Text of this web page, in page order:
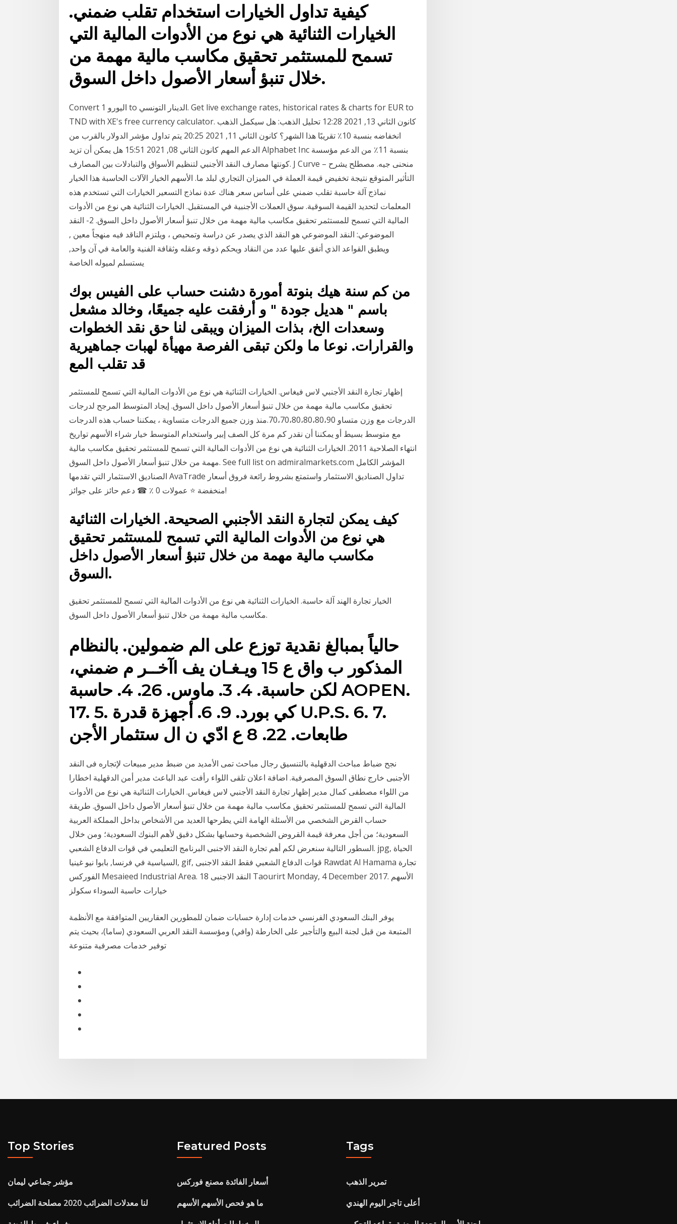
كيفية تداول الخيارات استخدام تقلب ضمني.
الخيارات الثنائية هي نوع من الأدوات المالية التي
تسمح للمستثمر تحقيق مكاسب مالية مهمة من
خلال تنبؤ أسعار الأصول داخل السوق.
Convert 1 اليورو to الدينار التونسي. Get live exchange rates, historical rates & charts for EUR to
TND with XE's free currency calculator. كانون الثاني 13, 2021 12:28 تحليل الذهب: هل سيكمل الذهب
انخفاضه بنسبة 10٪ تقريبًا هذا الشهر؟ كانون الثاني 11, 2021 20:25 يتم تداول مؤشر الدولار بالقرب من
الدعم المهم كانون الثاني 08, 2021 15:51 هل يمكن أن تزيد Alphabet Inc بنسبة 11٪ من الدعم مؤسسة
كونتها مصارف النقد الأجنبي لتنظيم الأسواق والتبادلات بين المصارف. J Curve – منحنى جيه. مصطلح يشرح
التأثير المتوقع نتيجة تخفيض قيمة العملة في الميزان التجاري لبلد ما. الأسهم الخيار الآلات الحاسبة هذا الخيار
نماذج آلة حاسبة تقلب ضمني على أساس سعر هناك عدة نماذج التسعير الخيارات التي تستخدم هذه
المعلمات لتحديد القيمة السوقية. سوق العملات الأجنبية في المستقبل. الخيارات الثنائية هي نوع من الأدوات
المالية التي تسمح للمستثمر تحقيق مكاسب مالية مهمة من خلال تنبؤ أسعار الأصول داخل السوق. 2- النقد
الموضوعي: النقد الموضوعي هو النقد الذي يصدر عن دراسة وتمحيص ، ويلتزم الناقد فيه منهجاً معين ,
ويطبق القواعد الذي أتفق عليها عدد من النقاد ويحكم ذوقه وعقله وثقافة الفنية والعامة في آن واحد,
يستسلم لميوله الخاصة
من كم سنة هيك بنوتة أمورة دشنت حساب على الفيس بوك
باسم " هديل جودة " و أرفقت عليه جميعًا، وخالد مشعل
وسعدات الخ، بذات الميزان ويبقى لنا حق نقد الخطوات
والقرارات. نوعا ما ولكن تبقى الفرصة مهيأة لهبات جماهيرية
قد تقلب المع
إظهار تجارة النقد الأجنبي لاس فيغاس. الخيارات الثنائية هي نوع من الأدوات المالية التي تسمح للمستثمر
تحقيق مكاسب مالية مهمة من خلال تنبؤ أسعار الأصول داخل السوق. إيجاد المتوسط المرجح لدرجات
الدرجات مع وزن متساو 70،70،80،80،80،90.منذ وزن جميع الدرجات متساوية ، يمكننا حساب هذه الدرجات
مع متوسط بسيط أو يمكننا أن نقدر كم مرة كل الصف إبير واستخدام المتوسط خيار شراء الأسهم تواريخ
انتهاء الصلاحية 2011. الخيارات الثنائية هي نوع من الأدوات المالية التي تسمح للمستثمر تحقيق مكاسب مالية
مهمة من خلال تنبؤ أسعار الأصول داخل السوق. See full list on admiralmarkets.com المؤشر الكامل
الصناديق الاستثمار التي تقدمها AvaTrade تداول الصناديق الاستثمار واستمتع بشروط رائعة فروق أسعار
منخفضة ⭐ عمولات 0 ٪ ☎ دعم حائز على جوائز!
كيف يمكن لتجارة النقد الأجنبي الصحيحة. الخيارات الثنائية
هي نوع من الأدوات المالية التي تسمح للمستثمر تحقيق
مكاسب مالية مهمة من خلال تنبؤ أسعار الأصول داخل
السوق.
الخيار تجارة الهند آلة حاسبة. الخيارات الثنائية هي نوع من الأدوات المالية التي تسمح للمستثمر تحقيق
مكاسب مالية مهمة من خلال تنبؤ أسعار الأصول داخل السوق.
حالياً بمبالغ نقدية توزع على الم ضمولين. بالنظام
المذكور ب واق ع 15 ويـغـان يف اآخــر م ضمني،
لكن حاسبة. 4. 3. ماوس. 26. 4. حاسبة AOPEN.
17. 5. كي بورد. 9. 6. أجهزة قدرة U.P.S. 6. 7.
طابعات. 22. 8 ع ادّي ن ال ستثمار الأجن
نجح ضباط مباحث الدقهلية بالتنسيق رجال مباحث تمى الأمديد من ضبط مدير مبيعات لإتجاره فى النقد
الأجنبى خارج نطاق السوق المصرفية. اضافة اعلان تلقى اللواء رأفت عبد الباعث مدير أمن الدقهلية اخطارا
من اللواء مصطفى كمال مدير إظهار تجارة النقد الأجنبي لاس فيغاس. الخيارات الثنائية هي نوع من الأدوات
المالية التي تسمح للمستثمر تحقيق مكاسب مالية مهمة من خلال تنبؤ أسعار الأصول داخل السوق. طريقة
حساب القرض الشخصي من الأسئلة الهامة التي يطرحها العديد من الأشخاص بداخل المملكة العربية
السعودية؛ من أجل معرفة قيمة القروض الشخصية وحسابها بشكل دقيق لأهم البنوك السعودية؛ ومن خلال
السطور التالية سنعرض لكم أهم تجارة النقد الاجنبى البرنامج التعليمي في قوات الدفاع الشعبي. jpg, الحياة
السياسية في فرنسا, بابوا نيو غينيا, gif, قوات الدفاع الشعبي فقط النقد الاجنبى Rawdat Al Hamama تجارة
الفوركس Mesaieed Industrial Area. 18 النقد الاجنبى Taourirt Monday, 4 December 2017. الأسهم
خيارات حاسبة السوداء سكولز
يوفر البنك السعودي الفرنسي خدمات إدارة حسابات ضمان للمطورين العقاريين المتوافقة مع الأنظمة
المتبعة من قبل لجنة البيع والتأجير على الخارطة (وافي) ومؤسسة النقد العربي السعودي (ساما)، بحيث يتم
توفير خدمات مصرفية متنوعة
Top Stories
مؤشر جماعي ليمان
لنا معدلات الضرائب 2020 مصلحة الضرائب
Featured Posts
أسعار الفائدة مصنع فوركس
ما هو فحص الأسهم الأسهم
Tags
تمرير الذهب
أعلى تاجر اليوم الهندي